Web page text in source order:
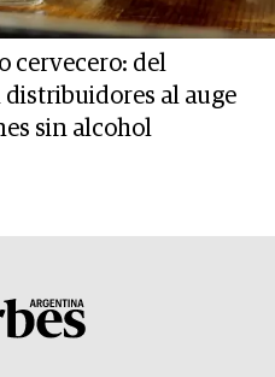
cervecero: del
al auge
sin alcohol